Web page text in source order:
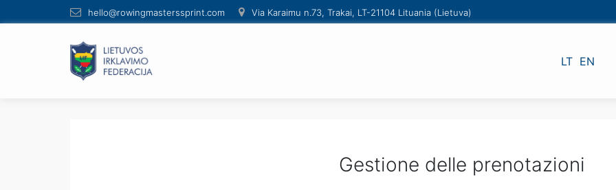
hello@rowingmasterssprint.com Via Karaimu n.73, Trakai, LT-21104 Lituania (Lietuva)
LT EN
Gestione delle prenotazioni